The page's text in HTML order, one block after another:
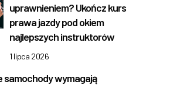
uprawnieniem? Ukończ kurs
prawa jazdy pod okiem
najlepszych instruktorów
1 lipca 2026
samochody wymagają